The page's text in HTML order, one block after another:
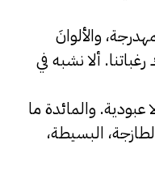
والألوانَ
ألا نشبه في
والمائدة ما
البسيطة،